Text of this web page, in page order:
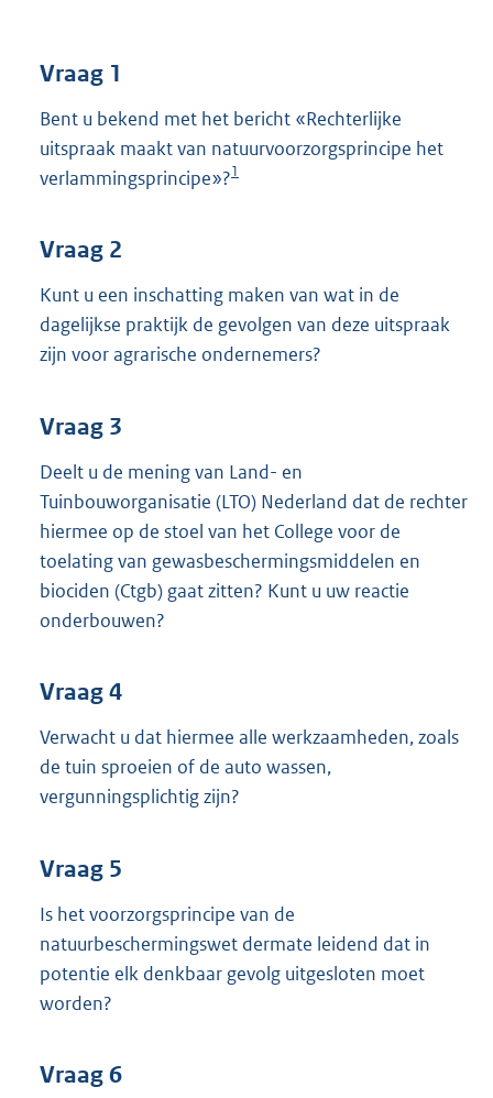
b
Vraag 1
Bent u bekend met het bericht «Rechterlijke
uitspraak maakt van natuurvoorzorgsprincipe het
verlammingsprincipe»?1
Vraag 2
Kunt u een inschatting maken van wat in de
dagelijkse praktijk de gevolgen van deze uitspraak
zijn voor agrarische ondernemers?
Vraag 3
Deelt u de mening van Land- en
Tuinbouworganisatie (LTO) Nederland dat de rechter
hiermee op de stoel van het College voor de
toelating van gewasbeschermingsmiddelen en
biociden (Ctgb) gaat zitten? Kunt u uw reactie
onderbouwen?
Vraag 4
Verwacht u dat hiermee alle werkzaamheden, zoals
de tuin sproeien of de auto wassen,
vergunningsplichtig zijn?
Vraag 5
Is het voorzorgsprincipe van de
natuurbeschermingswet dermate leidend dat in
potentie elk denkbaar gevolg uitgesloten moet
worden?
Vraag 6